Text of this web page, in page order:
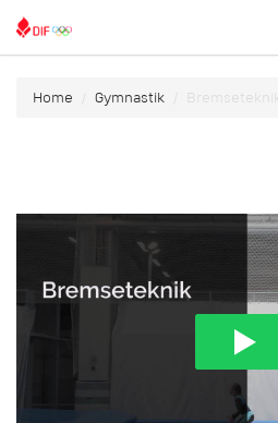
Home Gymnastik Bremseteknik